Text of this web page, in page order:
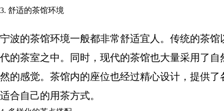
3. 舒适的茶馆环境
宁波的茶馆环境一般都非常舒适宜人。传统的茶
代的茶室之中。同时，现代的茶馆也大量采用了
然的感觉。茶馆内的座位也经过精心设计，提供
适合自己的用茶方式。